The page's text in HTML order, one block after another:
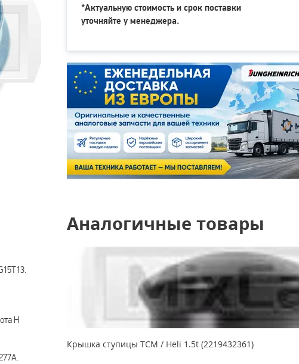
H
*Актуальную стоимость и срок поставки
уточняйте у менеджера.
Аналогичные товары
Крышка ступицы TCM / Heli 1.5t (2219432361)